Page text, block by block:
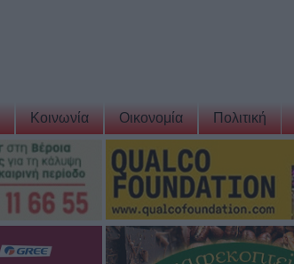
Κοινωνία Οικονομία Πολιτική